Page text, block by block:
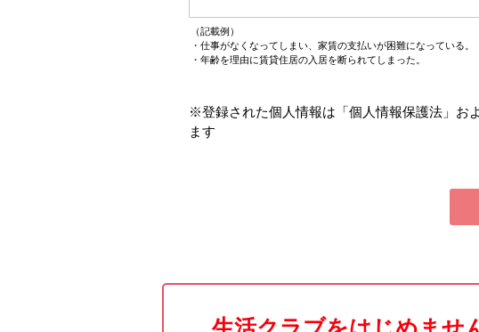
（記載例）
・仕事がなくなってしまい、家賃の支払いが困難になっている。
・年齢を理由に賃貸住居の入居を断られてしまっ
※登録された個人情報は「個人情報保護法」お
ます